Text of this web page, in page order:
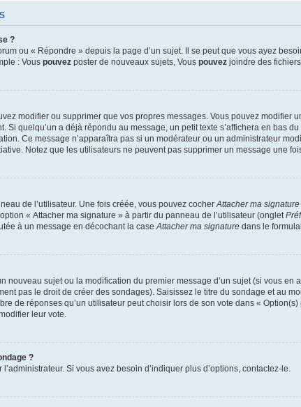
?
ou « Répondre » depuis la page d’un sujet. Il se peut que vous ayez
: Vous pouvez poster de nouveaux sujets, Vous pouvez joindre des
modifier ou supprimer que vos propres messages. Vous pouvez
Si quelqu’un a déjà répondu au message, un petit texte s’affichera en bas
Ce message n’apparaîtra pas si un modérateur ou un administrateur
Notez que les utilisateurs ne peuvent pas supprimer un message une
de l’utilisateur. Une fois créée, vous pouvez cocherAttacher ma signature
« Attacher ma signature » à partir du panneau de l’utilisateur (onglet
à un message en décochant la caseAttacher ma signature dans le
nouveau sujet ou la modification du premier message d’un sujet (si vous en
pas le droit de créer des sondages). Saisissez le titre du sondage et au
de réponses qu’un utilisateur peut choisir lors de son vote dans «
leur vote.
?
Si vous avez besoin d’indiquer plus d’options, contactez-le.